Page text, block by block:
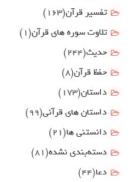
تفسیر قرآن(163)
تلاوت سوره های قرآن(1)
حدیث(244)
حفظ قرآن(8)
داستان(173)
داستان های قرآنی(99)
دانستنی ها(21)
دسته‌بندی نشده(81)
دعا(44)